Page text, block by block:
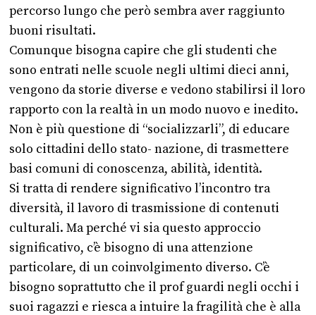
percorso lungo che però sembra aver raggiunto
buoni risultati.
Comunque bisogna capire che gli studenti che
sono entrati nelle scuole negli ultimi dieci anni,
vengono da storie diverse e vedono stabilirsi il loro
rapporto con la realtà in un modo nuovo e inedito.
Non è più questione di “socializzarli”, di educare
solo cittadini dello stato- nazione, di trasmettere
basi comuni di conoscenza, abilità, identità.
Si tratta di rendere significativo l’incontro tra
diversità, il lavoro di trasmissione di contenuti
culturali. Ma perché vi sia questo approccio
significativo, c’è bisogno di una attenzione
particolare, di un coinvolgimento diverso. C’è
bisogno soprattutto che il prof guardi negli occhi i
suoi ragazzi e riesca a intuire la fragilità che è alla